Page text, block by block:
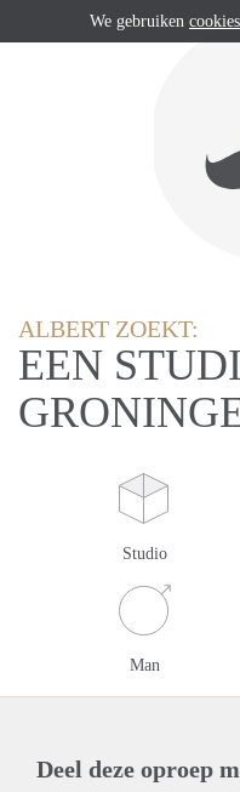
ALBERT ZOEKT:
EEN
Studio
Man
Deel deze oproep
We gebruiken cookies